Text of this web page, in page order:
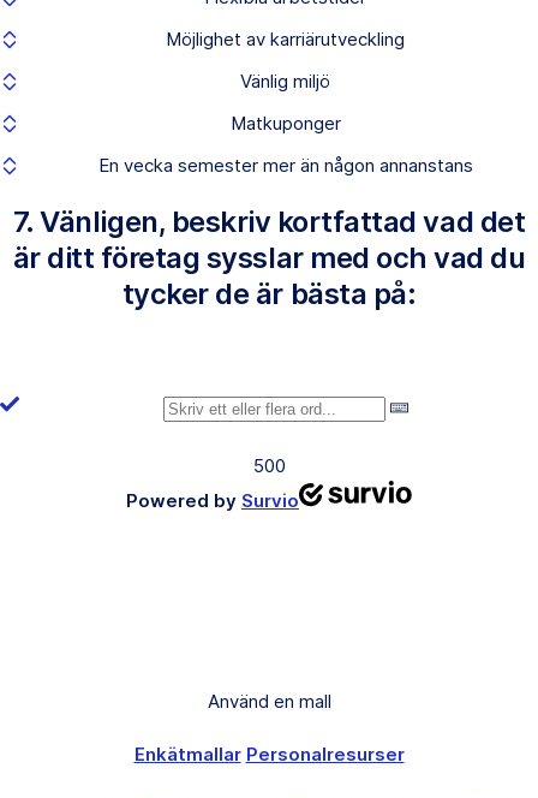
Möjlighet av karriärutveckling
Vänlig miljö
Matkuponger
En vecka semester mer än någon annanstans
7. Vänligen, beskriv kortfattad vad det
är ditt företag sysslar med och vad du
tycker de är bästa på:
500
Powered by Survio
Använd en mall
Enkätmallar Personalresurser